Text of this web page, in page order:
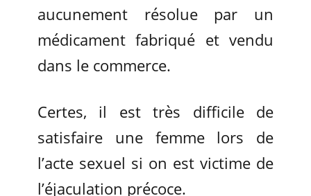
aucunement résolue par un
médicament fabriqué et vendu
dans le commerce.
Certes, il est très difficile de
satisfaire une femme lors de
l’acte sexuel si on est victime de
l’éjaculation précoce.